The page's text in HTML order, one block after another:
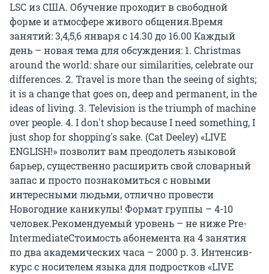
LSC из США. Обучение проходит в свободной
форме и атмосфере живого общения.Время
занятий: 3,4,5,6 января с 14.30 до 16.00 Каждый
день – новая тема для обсуждения: 1. Christmas
around the world: share our similarities, celebrate our
differences. 2. Travel is more than the seeing of sights;
it is a change that goes on, deep and permanent, in the
ideas of living. 3. Television is the triumph of machine
over people. 4. I don't shop because I need something, I
just shop for shopping's sake. (Cat Deeley) «LIVE
ENGLISH!» позволит вам преодолеть языковой
барьер, существенно расширить свой словарный
запас и просто познакомиться с новыми
интересными людьми, отлично провести
Новогодние каникулы! Формат группы – 4-10
человек.Рекомендуемый уровень – не ниже Pre-
IntermediateСтоимость абонемента на 4 занятия
по два академических часа – 2000 р. 3. Интенсив-
курс с носителем языка для подростков «LIVE